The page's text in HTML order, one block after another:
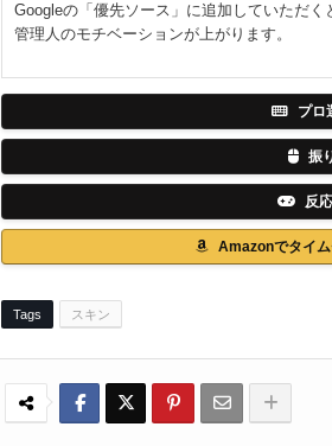
Googleの「優先ソース」に追加していただく
管理人のモチベーションが上がります。
プロ
振
反
Amazonでタイ
Tags スキン